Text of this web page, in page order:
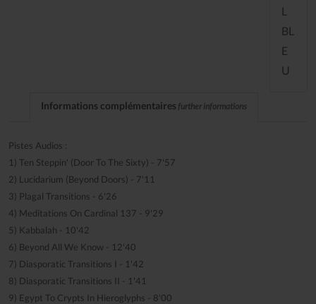
L
BL
E
U
Informations complémentaires further informations
Pistes Audios :
1) Ten Steppin' (Door To The Sixty) - 7'57
2) Lucidarium (Beyond Doors) - 7'11
3) Plagal Transitions - 6'26
4) Meditations On Cardinal 137 - 9'29
5) Kabbalah - 10'42
6) Beyond All We Know - 12'40
7) Diasporatic Transitions I - 1'42
8) Diasporatic Transitions II - 1'41
9) Egypt To Crypts In Hieroglyphs - 8'00